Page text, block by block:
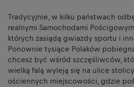
Tradycyjnie, w kilku państwach
realnymi Samochodami
których zasiądą gwiazdy sportu i
Ponownie tysiące Polaków
chcesz być wśród szczęśliwców,
wielką falą wyleją się na ulice
ościennych miejscowości, gdzie